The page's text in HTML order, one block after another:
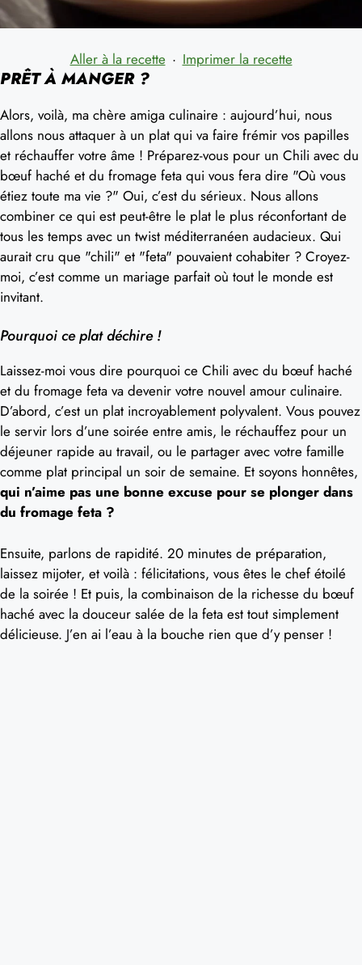
Aller à la recette · Imprimer la recette
PRÊT À MANGER ?
Alors, voilà, ma chère amiga culinaire : aujourd’hui, nous
allons nous attaquer à un plat qui va faire frémir vos papilles
et réchauffer votre âme ! Préparez-vous pour un Chili avec du
bœuf haché et du fromage feta qui vous fera dire "Où vous
étiez toute ma vie ?" Oui, c’est du sérieux. Nous allons
combiner ce qui est peut-être le plat le plus réconfortant de
tous les temps avec un twist méditerranéen audacieux. Qui
aurait cru que "chili" et "feta" pouvaient cohabiter ? Croyez-
moi, c’est comme un mariage parfait où tout le monde est
invitant.
Pourquoi ce plat déchire !
Laissez-moi vous dire pourquoi ce Chili avec du bœuf haché
et du fromage feta va devenir votre nouvel amour culinaire.
D’abord, c’est un plat incroyablement polyvalent. Vous pouvez
le servir lors d’une soirée entre amis, le réchauffez pour un
déjeuner rapide au travail, ou le partager avec votre famille
comme plat principal un soir de semaine. Et soyons honnêtes,
qui n’aime pas une bonne excuse pour se plonger dans
du fromage feta ?
Ensuite, parlons de rapidité. 20 minutes de préparation,
laissez mijoter, et voilà : félicitations, vous êtes le chef étoilé
de la soirée ! Et puis, la combinaison de la richesse du bœuf
haché avec la douceur salée de la feta est tout simplement
délicieuse. J’en ai l’eau à la bouche rien que d’y penser !